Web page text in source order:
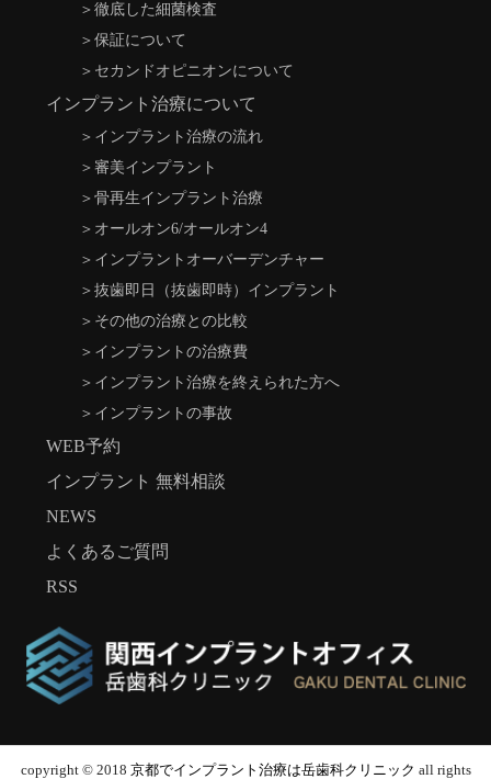
＞徹底した細菌検査
＞保証について
＞ セカンドオピニオンについて
インプラント治療について
＞ インプラント治療の流れ
＞審美インプラント
＞骨再生インプラント治療
＞ オールオン6/オールオン4
＞ インプラントオーバーデンチャー
＞抜歯即日（抜歯即時）インプラント
＞ その他の治療との比較
＞ インプラントの治療費
＞ インプラント治療を終えられた方へ
＞ インプラントの事故
WEB予約
インプラント 無料相談
NEWS
よくあるご質問
RSS
copyright © 2018 京都でインプラント治療は岳歯科クリニック all rights